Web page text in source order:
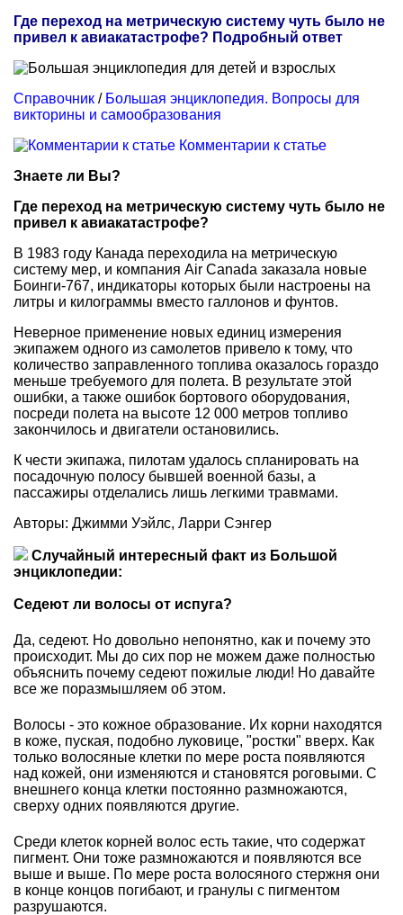
Где переход на метрическую систему чуть было не
привел к авиакатастрофе? Подробный ответ
Справочник / Большая энциклопедия. Вопросы для
викторины и самообразования
Комментарии к статье
Знаете ли Вы?
Где переход на метрическую систему чуть было не
привел к авиакатастрофе?
В 1983 году Канада переходила на метрическую
систему мер, и компания Air Canada заказала новые
Боинги-767, индикаторы которых были настроены на
литры и килограммы вместо галлонов и фунтов.
Неверное применение новых единиц измерения
экипажем одного из самолетов привело к тому, что
количество заправленного топлива оказалось гораздо
меньше требуемого для полета. В результате этой
ошибки, а также ошибок бортового оборудования,
посреди полета на высоте 12 000 метров топливо
закончилось и двигатели остановились.
К чести экипажа, пилотам удалось спланировать на
посадочную полосу бывшей военной базы, а
пассажиры отделались лишь легкими травмами.
Авторы: Джимми Уэйлс, Ларри Сэнгер
Случайный интересный факт из Большой
энциклопедии:
Седеют ли волосы от испуга?
Да, седеют. Но довольно непонятно, как и почему это
происходит. Мы до сих пор не можем даже полностью
объяснить почему седеют пожилые люди! Но давайте
все же поразмышляем об этом.
Волосы - это кожное образование. Их корни находятся
в коже, пуская, подобно луковице, "ростки" вверх. Как
только волосяные клетки по мере роста появляются
над кожей, они изменяются и становятся роговыми. С
внешнего конца клетки постоянно размножаются,
сверху одних появляются другие.
Среди клеток корней волос есть такие, что содержат
пигмент. Они тоже размножаются и появляются все
выше и выше. По мере роста волосяного стержня они
в конце концов погибают, и гранулы с пигментом
разрушаются.